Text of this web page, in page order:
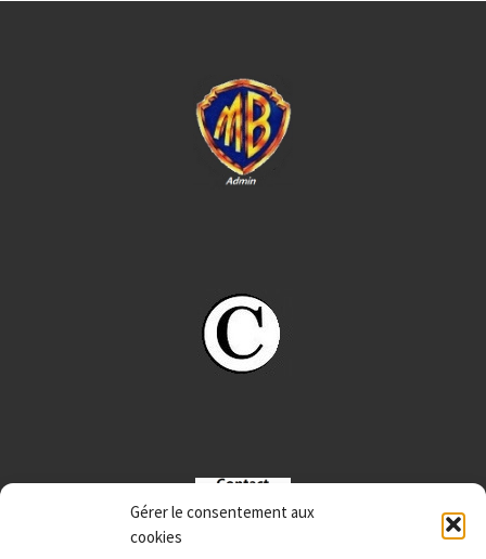
Gérer le consentement aux
cookies